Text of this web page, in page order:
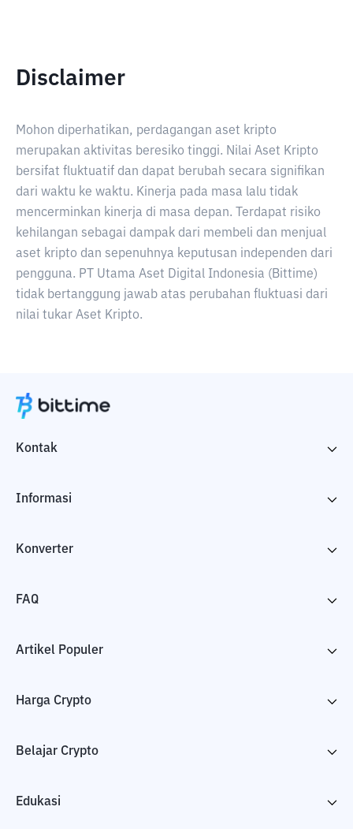
Disclaimer
Mohon diperhatikan, perdagangan aset kripto
merupakan aktivitas beresiko tinggi. Nilai Aset Kripto
bersifat fluktuatif dan dapat berubah secara signifikan
dari waktu ke waktu. Kinerja pada masa lalu tidak
mencerminkan kinerja di masa depan. Terdapat risiko
kehilangan sebagai dampak dari membeli dan menjual
aset kripto dan sepenuhnya keputusan independen dari
pengguna. PT Utama Aset Digital Indonesia (Bittime)
tidak bertanggung jawab atas perubahan fluktuasi dari
nilai tukar Aset Kripto.
Kontak
Informasi
Konverter
FAQ
Artikel Populer
Harga Crypto
Belajar Crypto
Edukasi